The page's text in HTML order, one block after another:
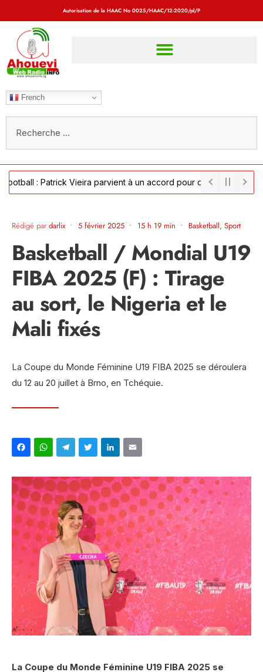
Autorisation de la HAAC No 0025/HAAC/12-2020/pl/P
French
: Patrick Vieira parvient à un accord pour devenir sélectionneur
Rédigé pardarlix • 5 février 2025 • 15 h 19 min • Basketball, Sport
Basketball / Mondial U19
FIBA 2025 (F) : Tirage
au sort, le Nigeria et le
Mali fixés
La Coupe du Monde Féminine U19 FIBA 2025 se déroulera
du 12 au 20 juillet à Brno, en Tchéquie.
Facebook
WhatsApp
Telegram
Twitter
LinkedIn
La Coupe du Monde Féminine U19 FIBA 2025 se